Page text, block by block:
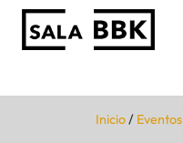
Inicio/ Eventos